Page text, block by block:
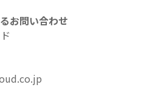
お問い合わせ